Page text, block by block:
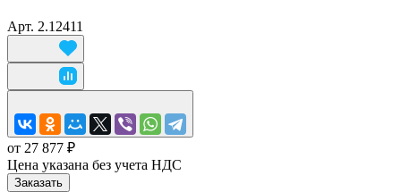
Арт. 2.12411
от 27 877 ₽
Цена указана без учета НДС
Заказать